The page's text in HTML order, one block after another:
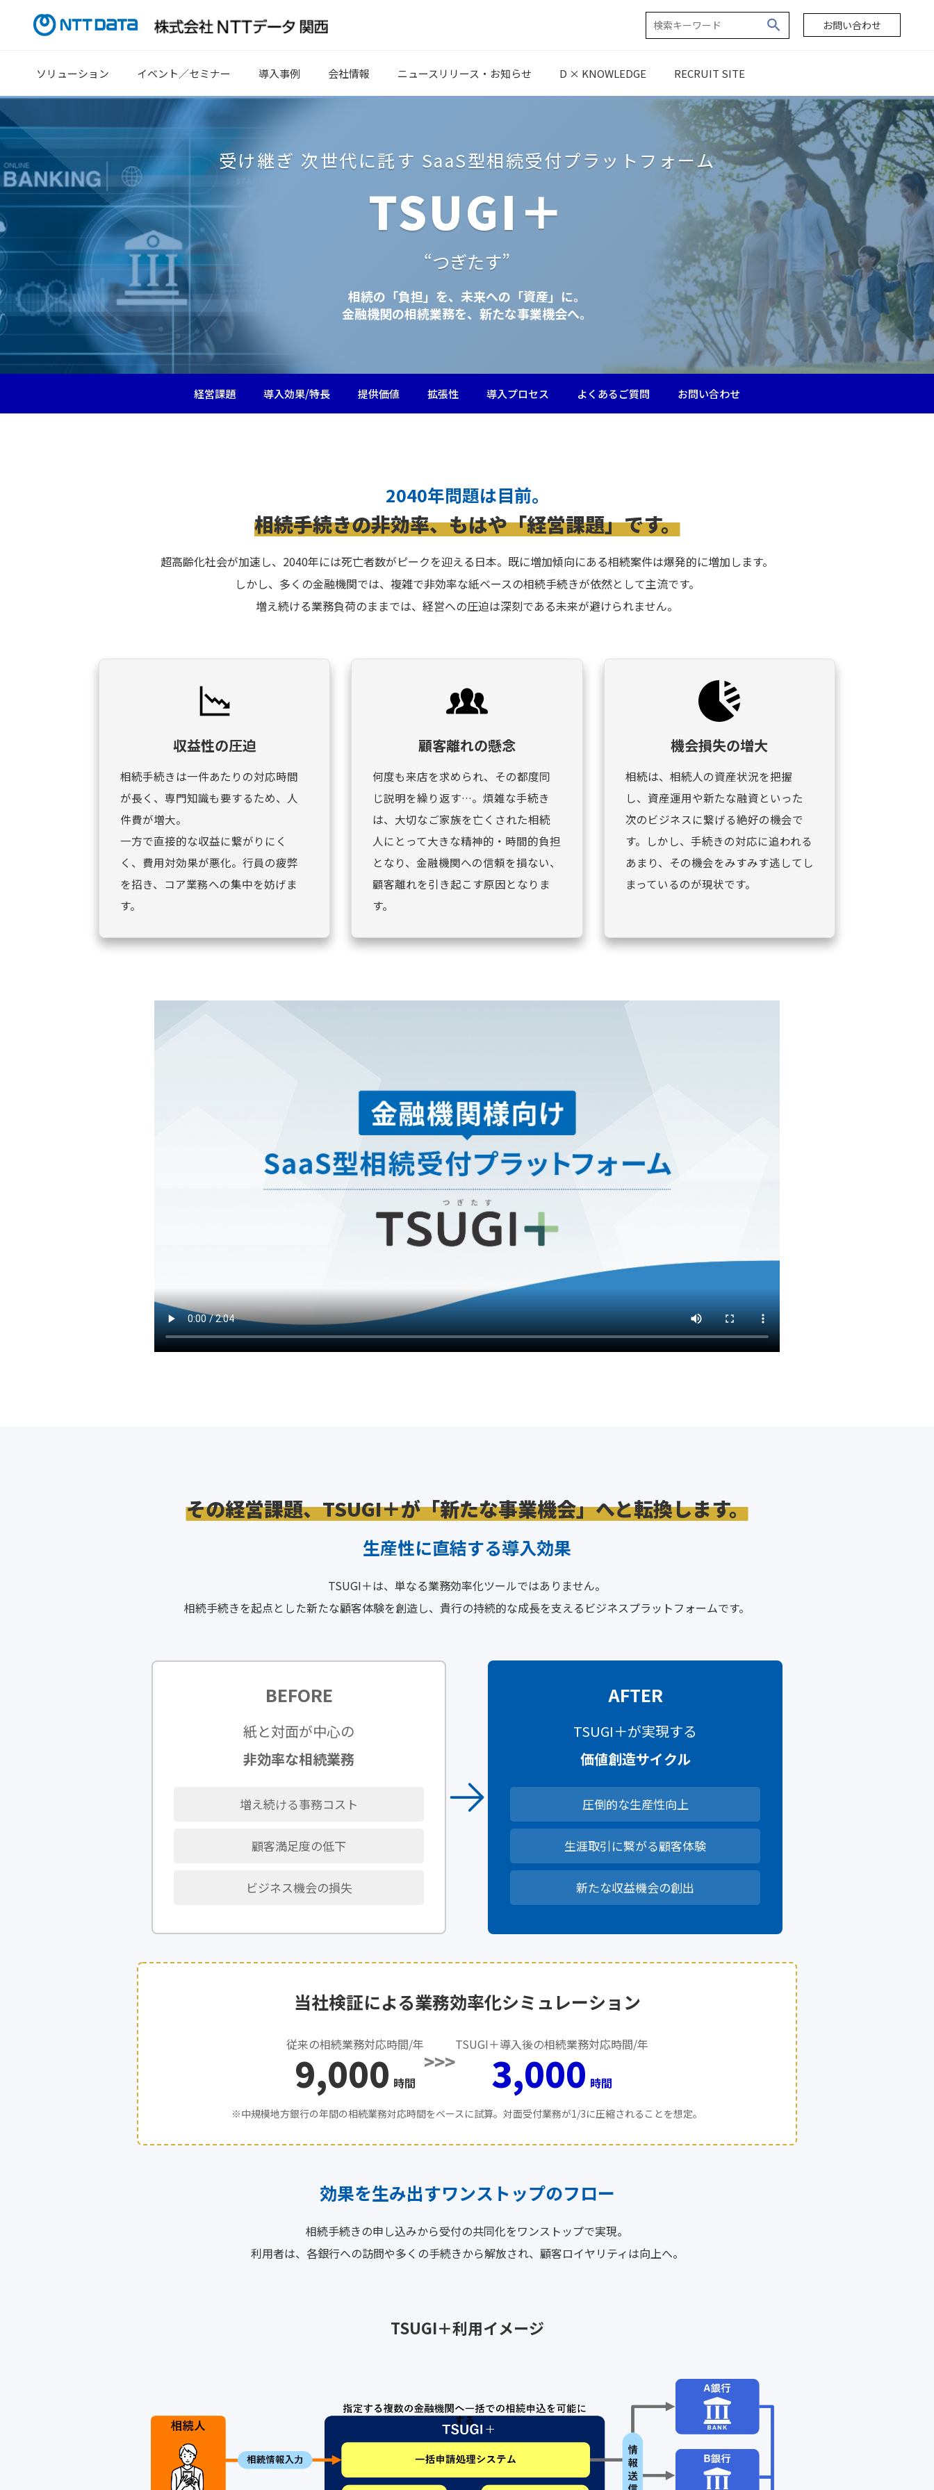
お問い合わせ
ソリューション イベント／セミナー 導入事例 会社情報 ニュースリリース・お知らせ D × KNOWLEDGE RECRUIT SITE
受け継ぎ 次世代に託す SaaS型相続受付プラットフォーム
TSUGI＋
“つぎたす”
相続の「負担」を、未来への「資産」に。
金融機関の相続業務を、新たな事業機会へ。
経営課題 導入効果/特長 提供価値 拡張性 導入プロセス よくあるご質問 お問い合わせ
2040年問題は目前。
相続手続きの非効率、もはや「経営課題」です。
超高齢化社会が加速し、2040年には死亡者数がピークを迎える日本。既に増加傾向にある相続案件は爆発的に増加します。
しかし、多くの金融機関では、複雑で非効率な紙ベースの相続手続きが依然として主流です。
増え続ける業務負荷のままでは、経営への圧迫は深刻である未来が避けられません。
収益性の圧迫
相続手続きは一件あたりの対応時間
が長く、専門知識も要するため、人
件費が増大。
一方で直接的な収益に繋がりにく
く、費用対効果が悪化。行員の疲弊
を招き、コア業務への集中を妨げま
す。
顧客離れの懸念
何度も来店を求められ、その都度同
じ説明を繰り返す…。煩雑な手続き
は、大切なご家族を亡くされた相続
人にとって大きな精神的・時間的負担
となり、金融機関への信頼を損ない、
顧客離れを引き起こす原因となりま
す。
機会損失の増大
相続は、相続人の資産状況を把握
し、資産運用や新たな融資といった
次のビジネスに繋げる絶好の機会で
す。しかし、手続きの対応に追われる
あまり、その機会をみすみす逃してし
まっているのが現状です。
その経営課題、TSUGI＋が「新たな事業機会」へと転換します。
生産性に直結する導入効果
TSUGI＋は、単なる業務効率化ツールではありません。
相続手続きを起点とした新たな顧客体験を創造し、貴行の持続的な成長を支えるビジネスプラットフォームです。
BEFORE
紙と対面が中心の
非効率な相続業務
増え続ける事務コスト
顧客満足度の低下
ビジネス機会の損失
AFTER
TSUGI＋が実現する
価値創造サイクル
圧倒的な生産性向上
生涯取引に繋がる顧客体験
新たな収益機会の創出
当社検証による業務効率化シミュレーション
従来の相続業務対応時間/年
9,000 時間
>>>
TSUGI＋導入後の相続業務対応時間/年
3,000 時間
※中規模地方銀行の年間の相続業務対応時間をベースに試算。対面受付業務が1/3に圧縮されることを想定。
効果を生み出すワンストップのフロー
相続手続きの申し込みから受付の共同化をワンストップで実現。
利用者は、各銀行への訪問や多くの手続きから解放され、顧客ロイヤリティは向上へ。
TSUGI＋利用イメージ